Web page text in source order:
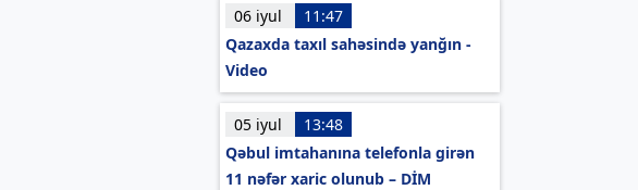
06 iyul
11:47
Qazaxda taxıl sahəsində yanğın -
Video
05 iyul
13:48
Qəbul imtahanına telefonla girən
11 nəfər xaric olunub – DİM